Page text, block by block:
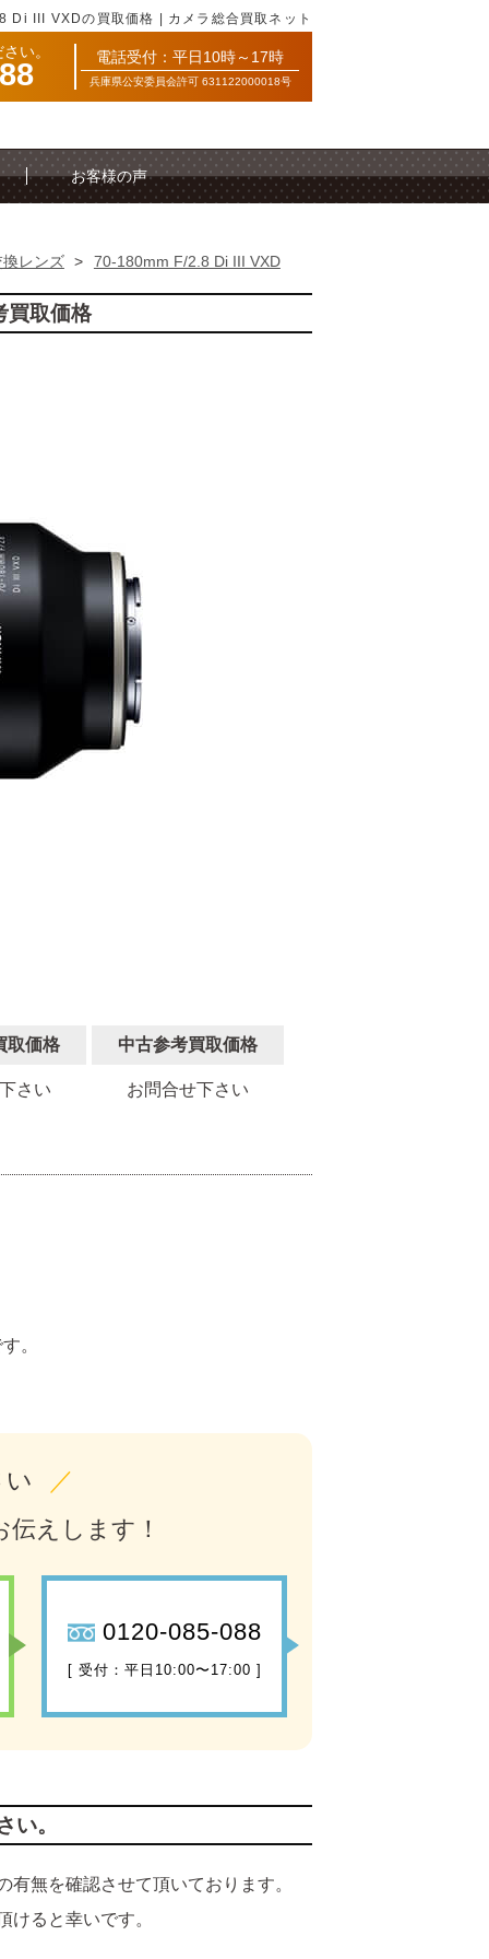
III VXDの買取価格 | カメラ総合買取ネット
い。 電話受付：平日10時～17時
兵庫県公安委員会許可 631122000018号
お客様の声
換レンズ > 70-180mm F/2.8 Di III VXD
買取価格
取価格 中古参考買取価格
さい お問合せ下さい
。
／
えします！
0120-085-088
[ 受付：平日10:00〜17:00 ]
い。
無を確認させて頂いております。
ると幸いです。